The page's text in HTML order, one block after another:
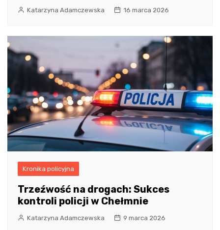
Katarzyna Adamczewska 16 marca 2026
Kronika policyjna
Trzeźwość na drogach: Sukces
kontroli policji w Chełmnie
Katarzyna Adamczewska 9 marca 2026